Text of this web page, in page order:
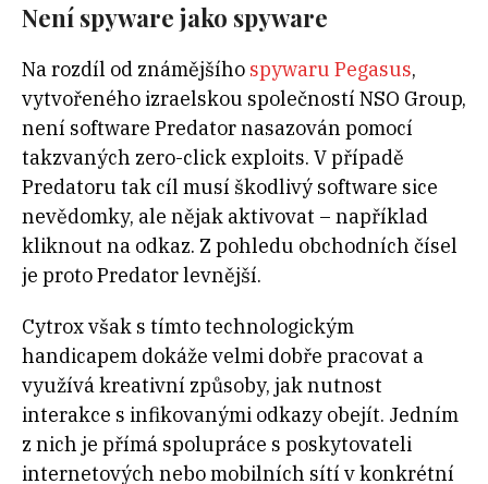
Není spyware jako spyware
Na rozdíl od známějšího spywaru Pegasus,
vytvořeného izraelskou společností NSO Group,
není software Predator nasazován pomocí
takzvaných zero-click exploits. V případě
Predatoru tak cíl musí škodlivý software sice
nevědomky, ale nějak aktivovat – například
kliknout na odkaz. Z pohledu obchodních čísel
je proto Predator levnější.
Cytrox však s tímto technologickým
handicapem dokáže velmi dobře pracovat a
využívá kreativní způsoby, jak nutnost
interakce s infikovanými odkazy obejít. Jedním
z nich je přímá spolupráce s poskytovateli
internetových nebo mobilních sítí v konkrétní